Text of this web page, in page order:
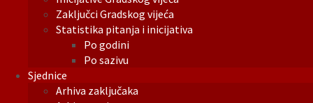
Zaključci Gradskog vijeća
Statistika pitanja i inicijativa
Po godini
Po sazivu
Sjednice
Arhiva zaključaka